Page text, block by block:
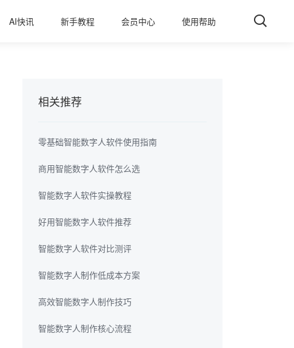
AI快讯 新手教程 会员中心 使用帮助
相关推荐
零基础智能数字人软件使用指南
商用智能数字人软件怎么选
智能数字人软件实操教程
好用智能数字人软件推荐
智能数字人软件对比测评
智能数字人制作低成本方案
高效智能数字人制作技巧
智能数字人制作核心流程